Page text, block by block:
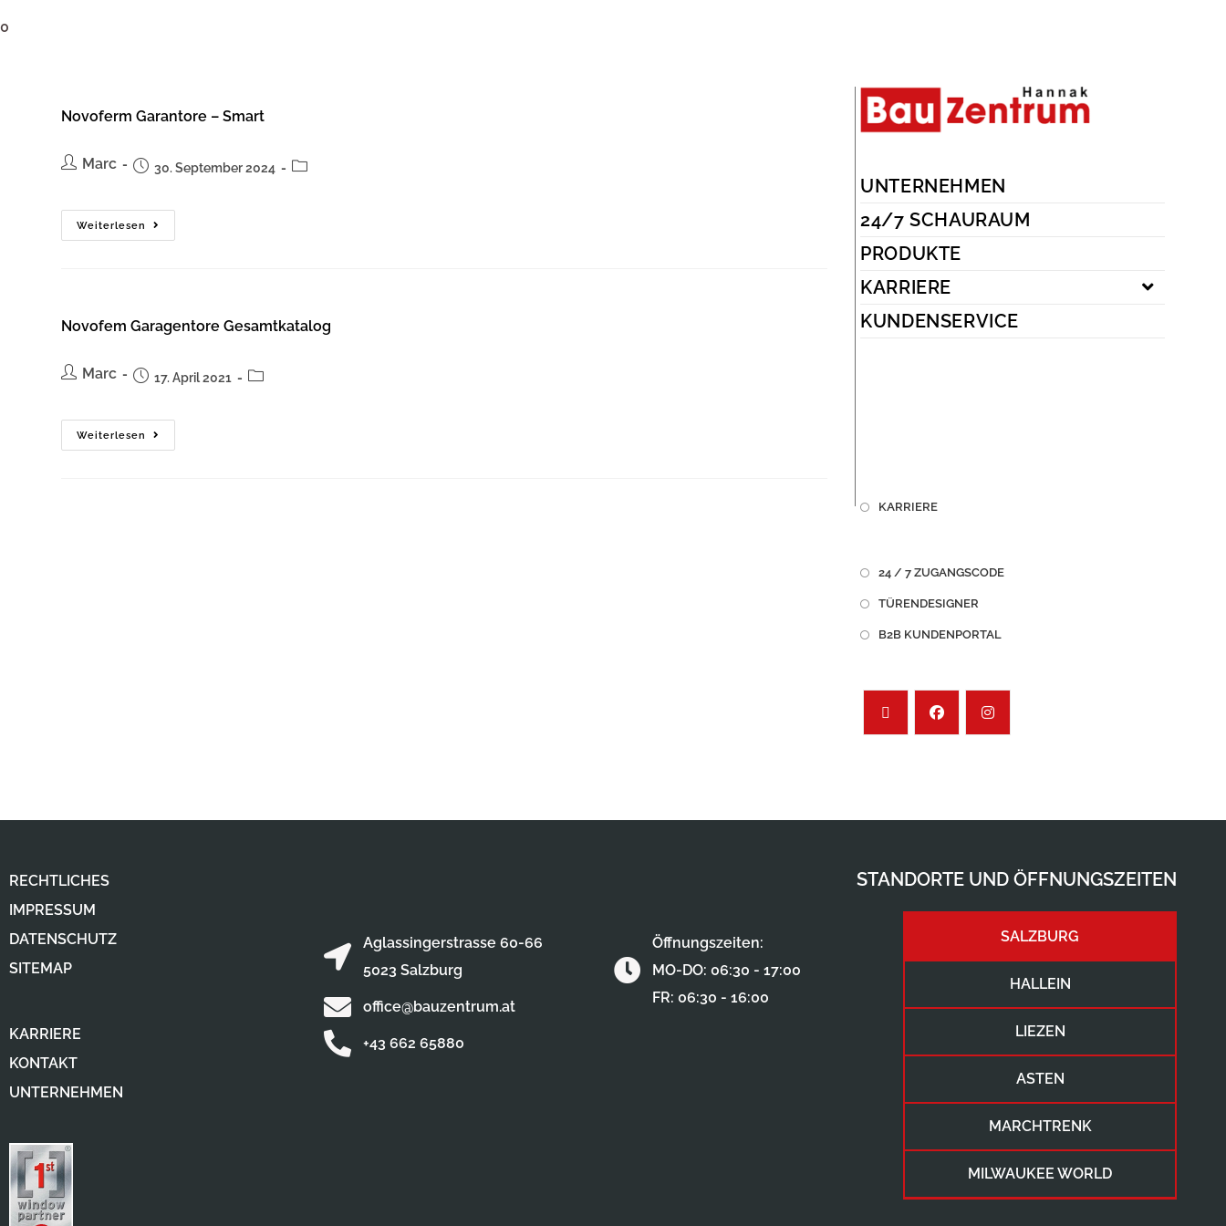
0
Novoferm Garantore – Smart
Marc 30. September 2024
Weiterlesen
Novofem Garagentore Gesamtkatalog
Marc 17. April 2021
Weiterlesen
UNTERNEHMEN
24/7 SCHAURAUM
PRODUKTE
KARRIERE
KUNDENSERVICE
KARRIERE
24 / 7 ZUGANGSCODE
TÜRENDESIGNER
B2B KUNDENPORTAL
RECHTLICHES
IMPRESSUM
DATENSCHUTZ
SITEMAP
KARRIERE
KONTAKT
UNTERNEHMEN
STANDORTE UND ÖFFNUNGSZEITEN
SALZBURG
HALLEIN
LIEZEN
ASTEN
MARCHTRENK
MILWAUKEE WORLD
Aglassingerstrasse 60-66
5023 Salzburg
office@bauzentrum.at
+43 662 65880
Öffnungszeiten:
MO-DO: 06:30 - 17:00
FR: 06:30 - 16:00